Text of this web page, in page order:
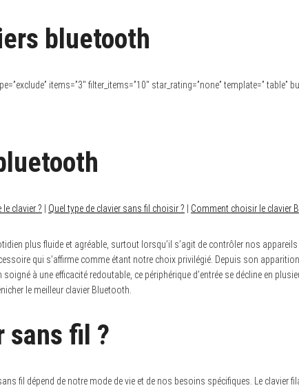
bluetooth
items=”3″ filter_items=”10″ star_rating=”none” template=” table”
clavier ? Quel type de clavier sans fil choisir ? Comment choisir le clavier
plus fluide et agréable, surtout lorsqu’il s’agit de contrôler nos
qui s’affirme comme étant notre choix privilégié. Depuis son
à une efficacité redoutable, ce périphérique d’entrée se décline en
le meilleur clavier Bluetooth.
sans fil ?
fil dépend de notre mode de vie et de nos besoins spécifiques. Le